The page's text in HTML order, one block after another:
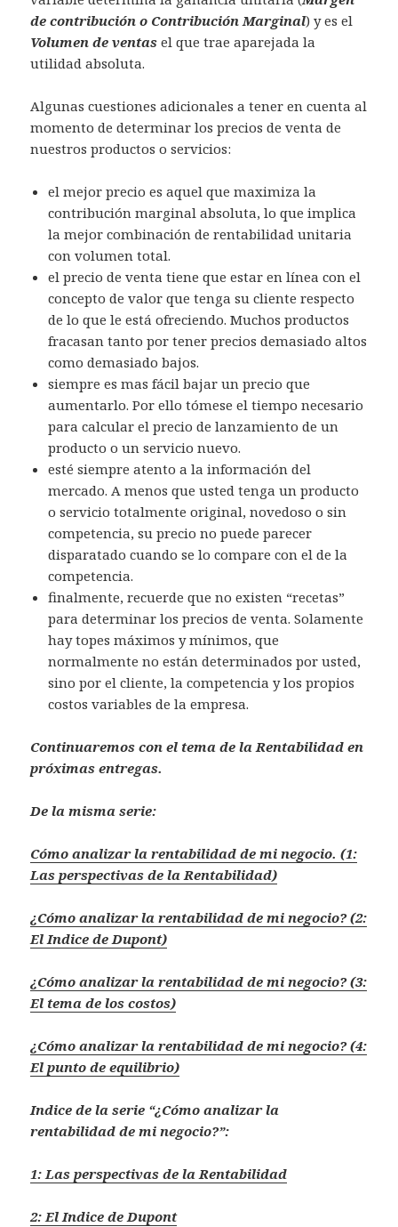
de contribución o Contribución Marginal) y es el
Volumen de ventas el que trae aparejada la
utilidad absoluta.
Algunas cuestiones adicionales a tener en cuenta al
momento de determinar los precios de venta de
nuestros productos o servicios:
el mejor precio es aquel que maximiza la
contribución marginal absoluta, lo que implica
la mejor combinación de rentabilidad unitaria
con volumen total.
el precio de venta tiene que estar en línea con el
concepto de valor que tenga su cliente respecto
de lo que le está ofreciendo. Muchos productos
fracasan tanto por tener precios demasiado altos
como demasiado bajos.
siempre es mas fácil bajar un precio que
aumentarlo. Por ello tómese el tiempo necesario
para calcular el precio de lanzamiento de un
producto o un servicio nuevo.
esté siempre atento a la información del
mercado. A menos que usted tenga un producto
o servicio totalmente original, novedoso o sin
competencia, su precio no puede parecer
disparatado cuando se lo compare con el de la
competencia.
finalmente, recuerde que no existen “recetas”
para determinar los precios de venta. Solamente
hay topes máximos y mínimos, que
normalmente no están determinados por usted,
sino por el cliente, la competencia y los propios
costos variables de la empresa.
Continuaremos con el tema de la Rentabilidad en
próximas entregas.
De la misma serie:
Cómo analizar la rentabilidad de mi negocio. (1:
Las perspectivas de la Rentabilidad)
¿Cómo analizar la rentabilidad de mi negocio? (2:
El Indice de Dupont)
¿Cómo analizar la rentabilidad de mi negocio? (3:
El tema de los costos)
¿Cómo analizar la rentabilidad de mi negocio? (4:
El punto de equilibrio)
Indice de la serie “¿Cómo analizar la
rentabilidad de mi negocio?”:
1: Las perspectivas de la Rentabilidad
2: El Indice de Dupont